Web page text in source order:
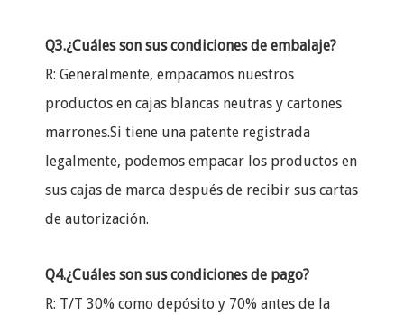
Q3.¿Cuáles son sus condiciones de embalaje?
R: Generalmente, empacamos nuestros
productos en cajas blancas neutras y cartones
marrones.Si tiene una patente registrada
legalmente, podemos empacar los productos en
sus cajas de marca después de recibir sus cartas
de autorización.
Q4.¿Cuáles son sus condiciones de pago?
R: T/T 30% como depósito y 70% antes de la